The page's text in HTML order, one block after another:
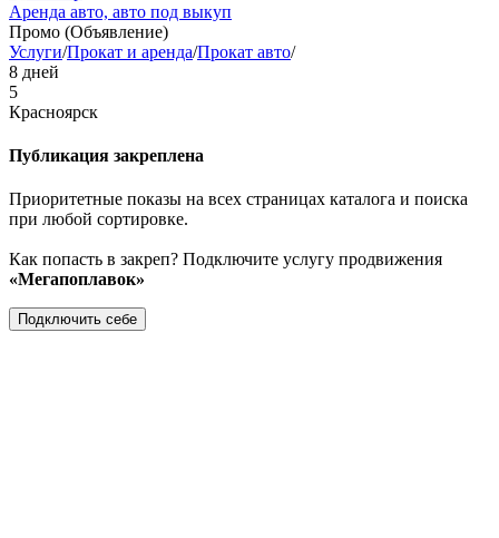
Аренда авто, авто под выкуп
Промо (Объявление)
Услуги/Прокат и аренда/Прокат авто/
8 дней
5
Красноярск
Публикация закреплена
Приоритетные показы на всех страницах каталога и поиска
при любой сортировке.
Как попасть в закреп? Подключите услугу продвижения
«Мегапоплавок»
Подключить себе